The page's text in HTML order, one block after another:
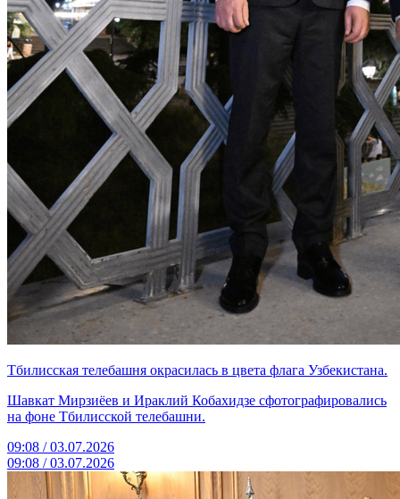
Тбилисская телебашня окрасилась в цвета флага Узбекистана.
Шавкат Мирзиёев и Ираклий Кобахидзе сфотографировались
на фоне Тбилисской телебашни.
09:08 / 03.07.2026
09:08 / 03.07.2026